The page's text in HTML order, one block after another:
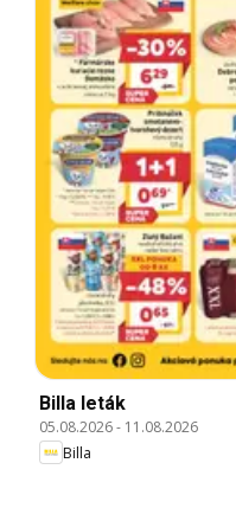
Billa leták
05.08.2026- 11.08.2026
Billa